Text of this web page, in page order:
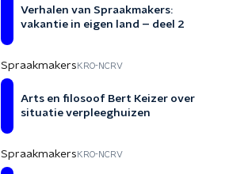
Verhalen van Spraakmakers:
vakantie in eigen land – deel 2
Spraakmakers KRO-NCRV
Arts en filosoof Bert Keizer over
situatie verpleeghuizen
Spraakmakers KRO-NCRV